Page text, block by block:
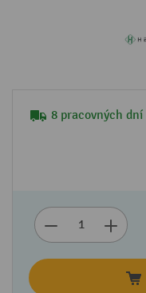
8 pracovných dní